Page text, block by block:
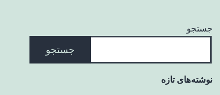
جستجو
جستجو
نوشته‌های تازه